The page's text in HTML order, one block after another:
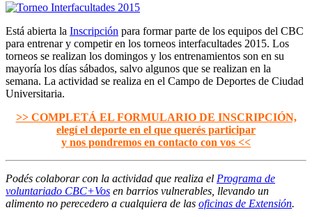
Está abierta la Inscripción para formar parte de los equipos del CBC
para entrenar y competir en los torneos interfacultades 2015. Los
torneos se realizan los domingos y los entrenamientos son en su
mayoría los días sábados, salvo algunos que se realizan en la
semana. La actividad se realiza en el Campo de Deportes de Ciudad
Universitaria.
>> COMPLETÁ EL FORMULARIO DE INSCRIPCIÓN,
elegí el deporte en el que querés participar
y nos pondremos en contacto con vos <<
Podés colaborar con la actividad que realiza el Programa de
voluntariado CBC+Vos en barrios vulnerables, llevando un
alimento no perecedero a cualquiera de las oficinas de Extensión.